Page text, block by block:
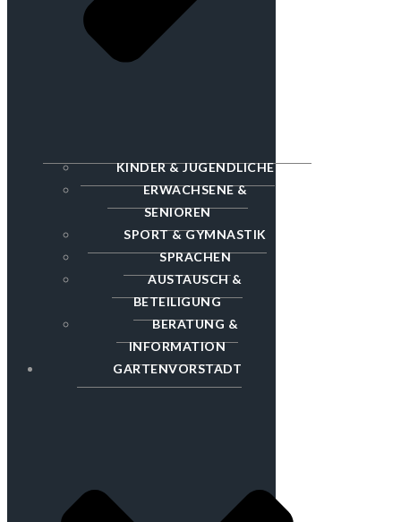
KINDER & JUGENDLICHE
ERWACHSENE &
SENIOREN
SPORT & GYMNASTIK
SPRACHEN
AUSTAUSCH &
BETEILIGUNG
BERATUNG &
INFORMATION
GARTENVORSTADT